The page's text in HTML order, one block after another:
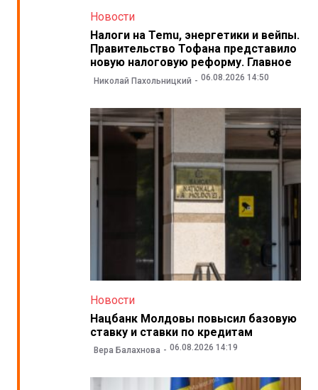
Новости
Налоги на Temu, энергетики и вейпы.
Правительство Тофана представило
новую налоговую реформу. Главное
Николай Пахольницкий 06.08.2026 14:50
Новости
Нацбанк Молдовы повысил базовую
ставку и ставки по кредитам
Вера Балахнова 06.08.2026 14:19